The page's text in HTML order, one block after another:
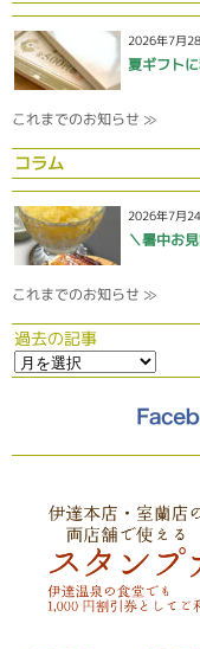
2026年7月
夏ギフト
これまでのお知らせ ≫
コラム
2026年7月
＼暑中お
これまでのお知らせ ≫
過去の記事